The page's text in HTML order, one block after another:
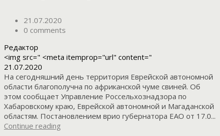
21.07.2020
0 comments
Редактор
<img src=" <meta itemprop="url" content="
21.07.2020
На сегодняшний день территория Еврейской автономной
области благополучна по африканской чуме свиней. Об
этом сообщает Управление Россельхознадзора по
Хабаровскому краю, Еврейской автономной и Магаданской
областям. Постановлением врио губернатора ЕАО от 17.0...
Continue reading